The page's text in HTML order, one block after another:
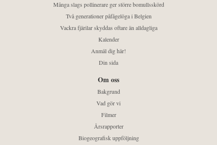
Många slags pollinerare ger större bomullsskörd
Två generationer påfågelöga i Belgien
Vackra fjärilar skyddas oftare än alldagliga
Kalender
Anmäl dig här!
Din sida
Om oss
Bakgrund
Vad gör vi
Filmer
Årsrapporter
Biogeografisk uppföljning